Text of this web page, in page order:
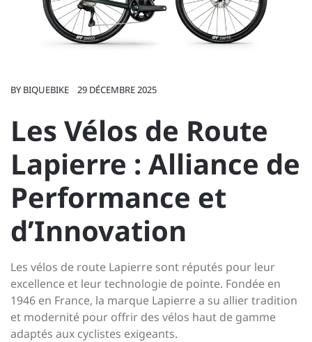
BY BIQUEBIKE 29 DÉCEMBRE 2025
Les Vélos de Route
Lapierre : Alliance de
Performance et
d’Innovation
Les vélos de route Lapierre sont réputés pour leur
excellence et leur technologie de pointe. Fondée en
1946 en France, la marque Lapierre a su allier tradition
et modernité pour offrir des vélos haut de gamme
adaptés aux cyclistes exigeants.